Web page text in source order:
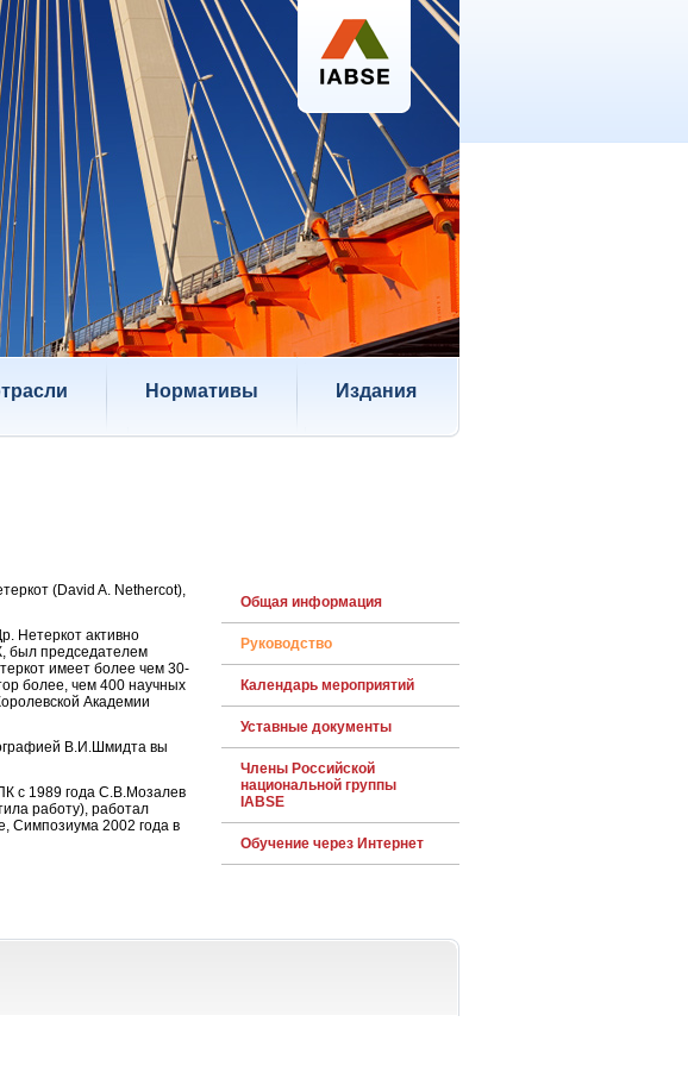
Нормативы Издания
Общая информация
Руководство
Календарь мероприятий
Уставные документы
Члены Российской
национальной группы
IABSE
Обучение через Интернет
(David A. Nethercot),
Нетеркот активно
был председателем
имеет более чем 30-
более, чем 400 научных
Академии
В.И.Шмидта вы
с 1989 года С.В.Мозалев
работу), работал
Симпозиума 2002 года в